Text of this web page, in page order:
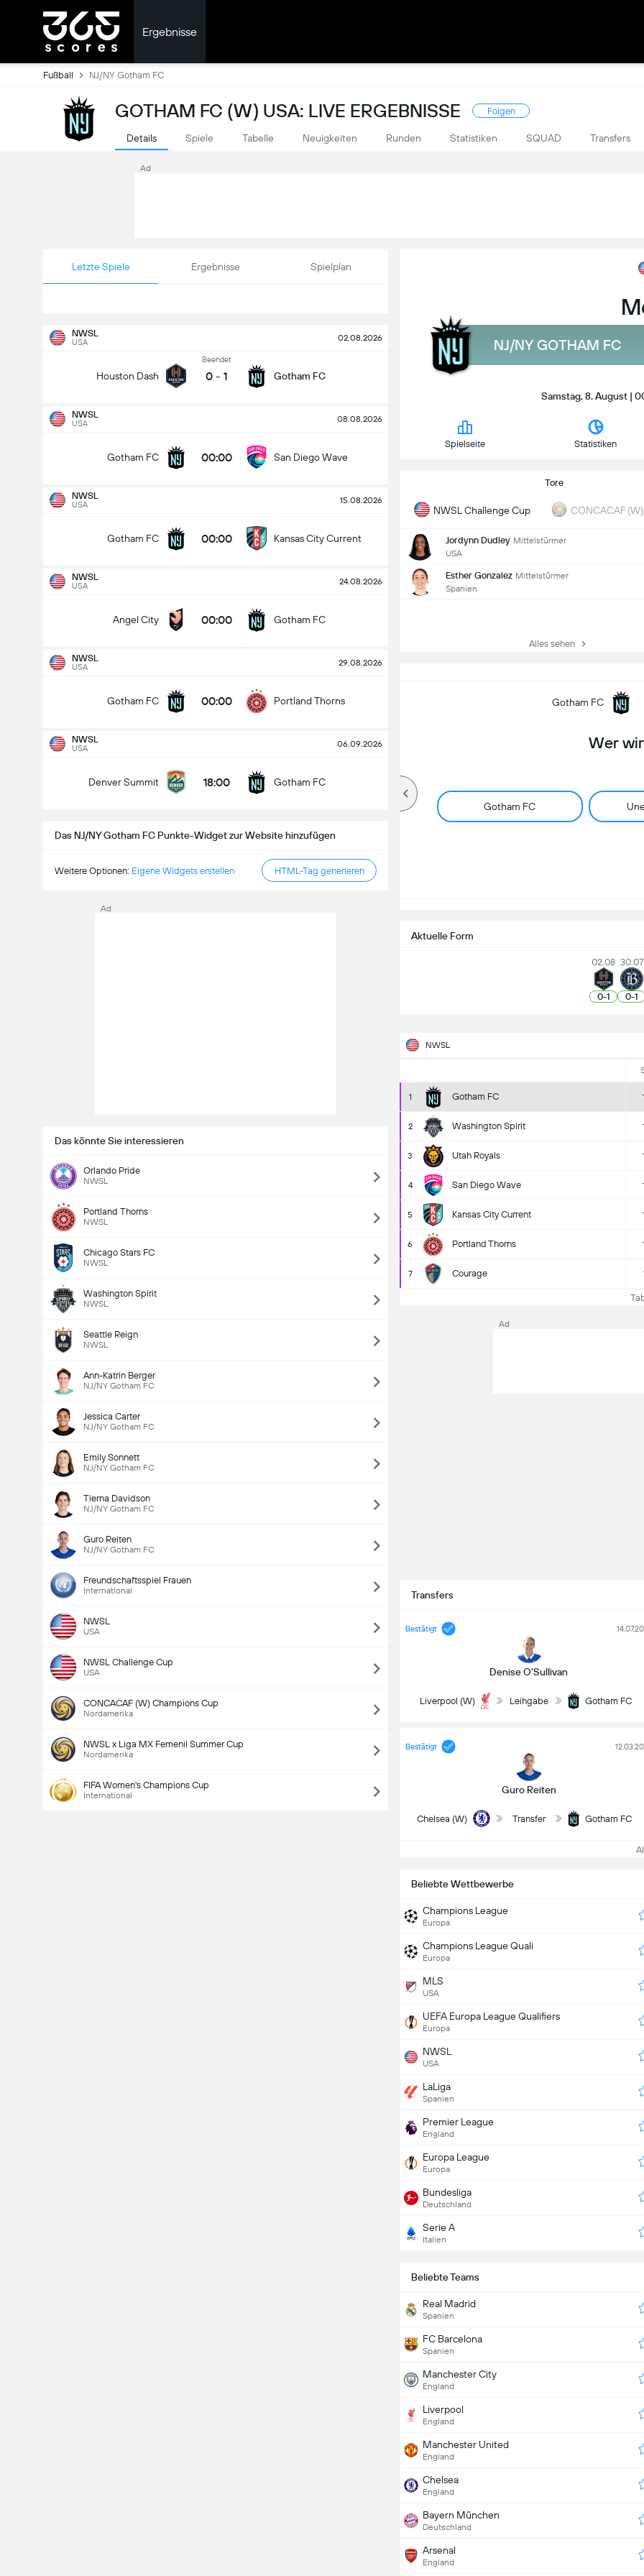
Ergebnisse
Fußball NJ/NY Gotham FC
GOTHAM FC (W) USA: LIVE ERGEBNISSE Folgen
Details Spiele Tabelle Neuigkeiten Runden Statistiken SQUAD Transfers
Ad
Letzte Spiele Ergebnisse Spielplan
NWSL
USA 02.08.2026
Houston Dash
Beendet
0 - 1 Gotham FC
NWSL
USA 08.08.2026
Gotham FC 00:00 San Diego Wave
NWSL
USA 15.08.2026
Gotham FC 00:00 Kansas City Current
NWSL
USA 24.08.2026
Angel City 00:00 Gotham FC
NWSL
USA 29.08.2026
Gotham FC 00:00 Portland Thorns
NWSL
USA 06.09.2026
Denver Summit 18:00 Gotham FC
Das NJ/NY Gotham FC Punkte-Widget zur Website hinzufügen
Weitere Optionen: Eigene Widgets erstellen HTML-Tag generieren
Ad
Das könnte Sie interessieren
Orlando Pride
NWSL
Portland Thorns
NWSL
Chicago Stars FC
NWSL
Washington Spirit
NWSL
Seattle Reign
NWSL
Ann-Katrin Berger
NJ/NY Gotham FC
Jessica Carter
NJ/NY Gotham FC
Emily Sonnett
NJ/NY Gotham FC
Tierna Davidson
NJ/NY Gotham FC
Guro Reiten
NJ/NY Gotham FC
Freundschaftsspiel Frauen
International
NWSL
USA
NWSL Challenge Cup
USA
CONCACAF (W) Champions Cup
Nordamerika
NWSL x Liga MX Femenil Summer Cup
Nordamerika
FIFA Women's Champions Cup
International
NJ/NY GOTHAM FC
Samstag, 8. August |
Spielseite Statistiken
Tore
NWSL Challenge Cup CONCACAF
Jordynn Dudley Mittelstürmer
USA
Esther Gonzalez Mittelstürmer
Spanien
Alles sehen
Gotham FC
Wer
Gotham FC
00:00 Kansas City Current
Gesamtanzahl Tore im Spiel (2.5)
Aktuelle Form
02.08
0-1
30.07
0-1
NWSL
1 Gotham FC
2 Washington Spirit
3 Utah Royals
4 San Diego Wave
5 Kansas City Current
6 Portland Thorns
7 Courage
Ad
Transfers
Bestätigt
Denise O'Sullivan
Liverpool (W) Leihgabe Gotham FC
Bestätigt
Guro Reiten
Chelsea (W) Transfer Gotham FC
Beliebte Wettbewerbe
Champions League
Europa
Champions League Quali
Europa
MLS
USA
UEFA Europa League Qualifiers
Europa
NWSL
USA
LaLiga
Spanien
Premier League
England
Europa League
Europa
Bundesliga
Deutschland
Serie A
Italien
Beliebte Teams
Real Madrid
Spanien
FC Barcelona
Spanien
Manchester City
England
Liverpool
England
Manchester United
England
Chelsea
England
Bayern München
Deutschland
Arsenal
England